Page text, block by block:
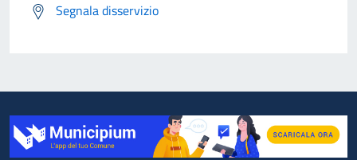
Segnala disservizio